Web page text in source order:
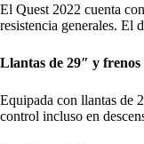
El Quest 2022 cuenta
resistencia generales. El
Llantas de 29″ y
Equipada con llantas de
control incluso en